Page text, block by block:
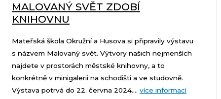
MALOVANÝ SVĚT ZDOBÍ
KNIHOVNU
Mateřská škola Okružní a Husova si připravily výstavu
s názvem Malovaný svět. Výtvory našich nejmenších
najdete v prostorách městské knihovny, a to
konkrétně v minigalerii na schodišti a ve studovně.
Výstava potrvá do 22. června 2024.... více informací